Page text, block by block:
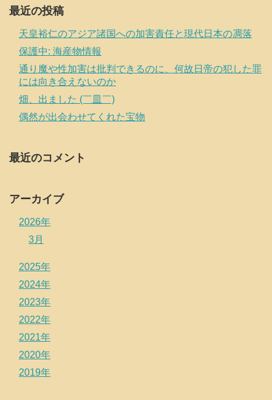
最近の投稿
天皇裕仁のアジア諸国への加害責任と現代日本の凋落
保護中: 海産物情報
通り魔や性加害は批判できるのに、何故日帝の犯した罪
には向き合えないのか
畑、出ました (￣皿￣)
偶然が出会わせてくれた宝物
最近のコメント
アーカイブ
2026年
3月
2025年
2024年
2023年
2022年
2021年
2020年
2019年